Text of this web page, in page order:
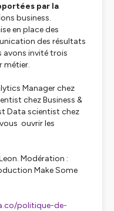
par la
business.
en place des
des résultats
avons invité trois
métier.
Manager chez
chez Business &
Data scientist chez
ouvrir les
Modération :
Make Some
politique-de-